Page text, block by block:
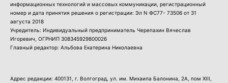
информационных технологий и массовых коммуникации, регистрационный
номер и дата принятия решения о регистрации: Эл N ФС77- 73506 от 31
августа 2018
Учредитель: Индивидуальный предприниматель Черепахин Вячеслав
Игоревич, ОГРНИП 308345929800026
Главный редактор: Альбова Екатерина Николаевна
Адрес редакции: 400131, г. Волгоград, ул. им. Михаила Балонина, 2А, пом XIII,